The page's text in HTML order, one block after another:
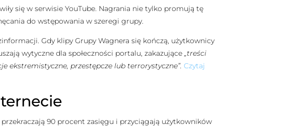
się w serwisie YouTube. Nagrania nie tylko promują tę
do wstępowania w szeregi grupy.
Gdy klipy Grupy Wagnera się kończą, użytkownicy
wytyczne dla społeczności portalu, zakazujące„treści
ekstremistyczne, przestępcze lub terrorystyczne”.Czytaj
90 procent zasięgu i przyciągają użytkowników